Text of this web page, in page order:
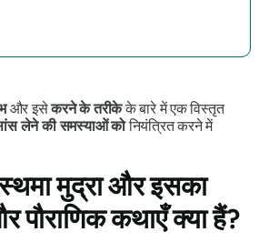
और इसेकरने के तरीकेके बारे में एक विस्तृत
लेने की समस्याओं कोनियंत्रित करने में
मुद्राऔर इसका
पौराणिक कथाएँ क्या हैं?